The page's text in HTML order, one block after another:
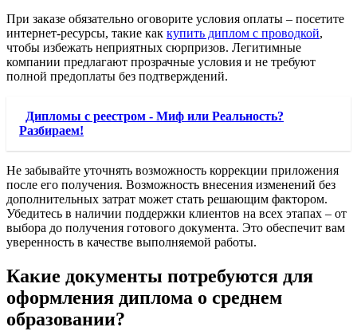
При заказе обязательно оговорите условия оплаты – посетите
интернет-ресурсы, такие как купить диплом с проводкой,
чтобы избежать неприятных сюрпризов. Легитимные
компании предлагают прозрачные условия и не требуют
полной предоплаты без подтверждений.
Дипломы с реестром - Миф или Реальность?
Разбираем!
Не забывайте уточнять возможность коррекции приложения
после его получения. Возможность внесения изменений без
дополнительных затрат может стать решающим фактором.
Убедитесь в наличии поддержки клиентов на всех этапах – от
выбора до получения готового документа. Это обеспечит вам
уверенность в качестве выполняемой работы.
Какие документы потребуются для
оформления диплома о среднем
образовании?